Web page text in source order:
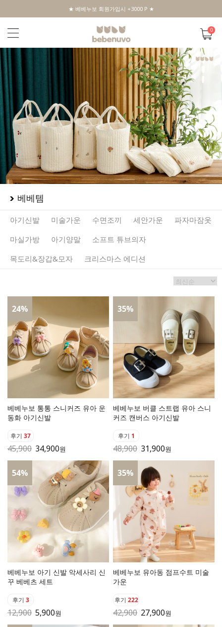
★ 베베누보 회원가입시 +3000 P ★
0
베베템
아기신발 미술가운 수면조끼 세안가운
파자마잠옷
마실가방
아기양말
소프트 튜브의자
목도리&장갑&모자
크리스마스 에디션
24%
베베누보 통통 스니커즈 유아 운
동화 아기신발
후기 37
45,900 34,900원
35%
베베누보 버클 스트랩 유아 스니
커즈 캔버스 아기신발
후기 1
48,900 31,900원
54%
베베누보 아기 신발 악세사리 신
꾸 베베츠 세트
후기 3
12,900 5,900원
35%
베베누보 유아동 점프수트 미술
가운
후기 222
42,900 27,900원